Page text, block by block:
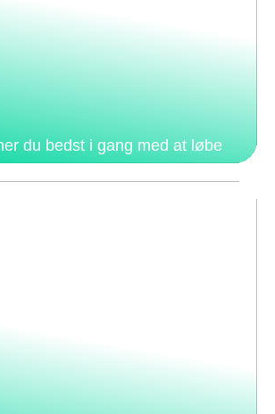
du bedst i gang med at løbe